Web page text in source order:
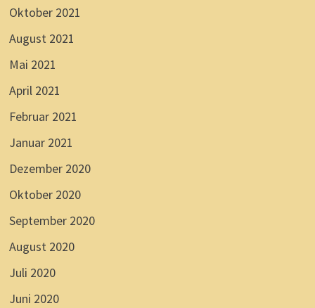
Oktober 2021
August 2021
Mai 2021
April 2021
Februar 2021
Januar 2021
Dezember 2020
Oktober 2020
September 2020
August 2020
Juli 2020
Juni 2020